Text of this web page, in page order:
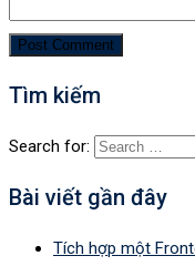
Tìm kiếm
Search for:
Bài viết gần đây
Tích hợp một